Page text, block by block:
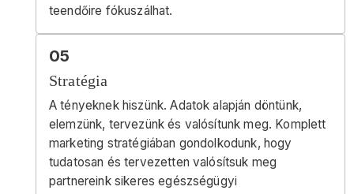
teendőire fókuszálhat.
05
Stratégia
A tényeknek hiszünk. Adatok alapján döntünk,
elemzünk, tervezünk és valósítunk meg. Komplett
marketing stratégiában gondolkodunk, hogy
tudatosan és tervezetten valósítsuk meg
partnereink sikeres egészségügyi